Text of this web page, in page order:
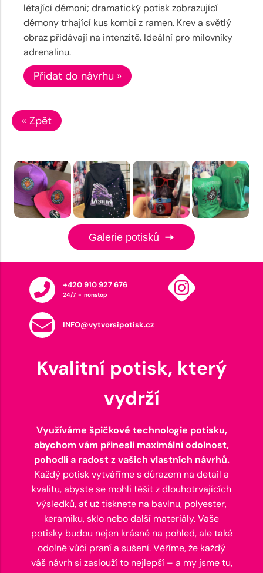
létající démoni; dramatický potisk zobrazující
démony trhající kus kombi z ramen. Krev a světlý
obraz přidávají na intenzitě. Ideální pro milovníky
adrenalinu.
Přidat do návrhu »
« Zpět
Galerie potisků
+420 910 927 676
24/7 - nonstop
INFO@vytvorsipotisk.cz
Kvalitní potisk, který
vydrží
Využíváme špičkové technologie potisku,
abychom vám přinesli maximální odolnost,
pohodlí a radost z vašich vlastních návrhů.
Každý potisk vytváříme s důrazem na detail a
kvalitu, abyste se mohli těšit z dlouhotrvajících
výsledků, ať už tisknete na bavlnu, polyester,
keramiku, sklo nebo další materiály. Vaše
potisky budou nejen krásné na pohled, ale také
odolné vůči praní a sušení. Věříme, že každý
váš návrh si zaslouží to nejlepší – a my jsme tu,